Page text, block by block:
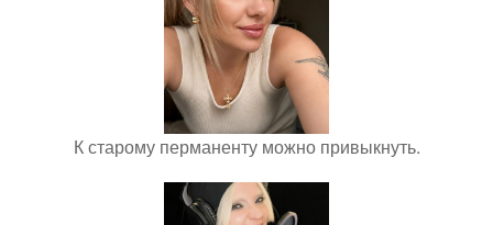
К старому перманенту можно привыкнуть.